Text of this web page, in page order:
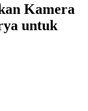
Kamera
untuk